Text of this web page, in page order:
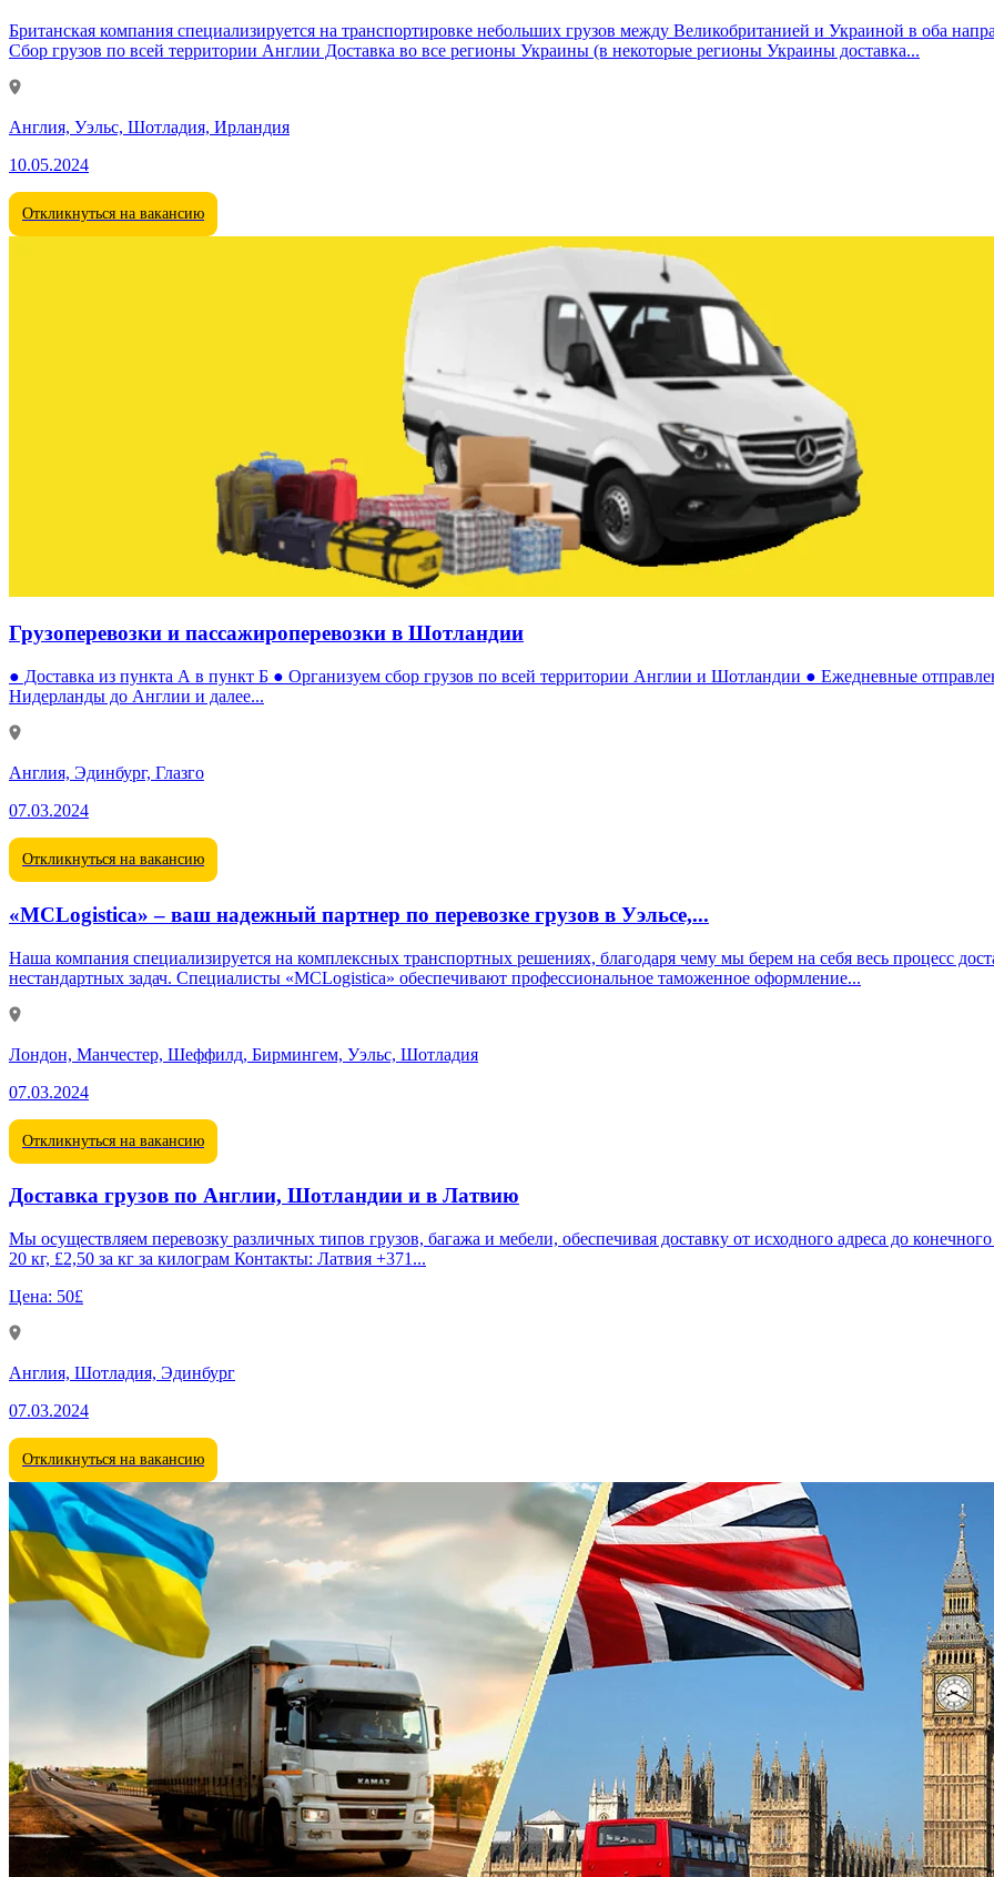
Британская компания специализируется на транспортировке небольших грузов между Великобританией и Украиной в оба
Сбор грузов по всей территории Англии Доставка во все регионы Украины (в некоторые регионы Украины доставка...
Англия, Уэльс, Шотладия, Ирландия
10.05.2024
Откликнуться на вакансию
Грузоперевозки и пассажироперевозки в Шотландии
● Доставка из пункта А в пункт Б ● Организуем сбор грузов по всей территории Англии и Шотландии ● Ежедневные
Нидерланды до Англии и далее...
Англия, Эдинбург, Глазго
07.03.2024
Откликнуться на вакансию
«MCLogistica» – ваш надежный партнер по перевозке грузов в Уэльсе,...
Наша компания специализируется на комплексных транспортных решениях, благодаря чему мы берем на себя весь процесс
нестандартных задач. Специалисты «MCLogistica» обеспечивают профессиональное таможенное оформление...
Лондон, Манчестер, Шеффилд, Бирмингем, Уэльс, Шотладия
07.03.2024
Откликнуться на вакансию
Доставка грузов по Англии, Шотландии и в Латвию
Мы осуществляем перевозку различных типов грузов, багажа и мебели, обеспечивая доставку от исходного адреса до конечного пункта назначения. Цены: До
20 кг, £2,50 за кг за килограм Контакты: Латвия +371...
Цена: 50£
Англия, Шотладия, Эдинбург
07.03.2024
Откликнуться на вакансию